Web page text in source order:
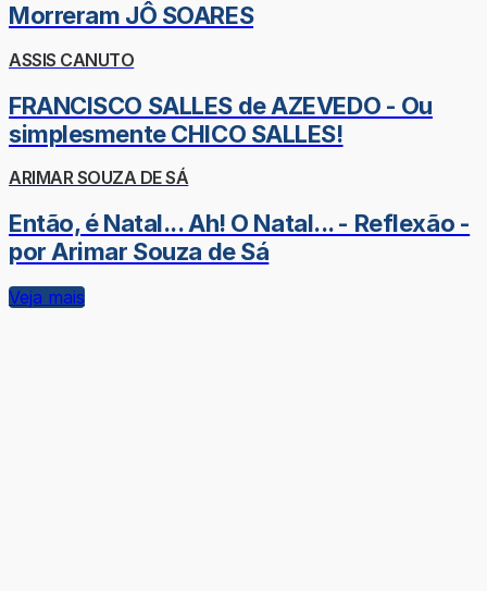
Morreram JÔ SOARES
ASSIS CANUTO
FRANCISCO SALLES de AZEVEDO - Ou
simplesmente CHICO SALLES!
ARIMAR SOUZA DE SÁ
Então, é Natal... Ah! O Natal... - Reflexão -
por Arimar Souza de Sá
Veja mais